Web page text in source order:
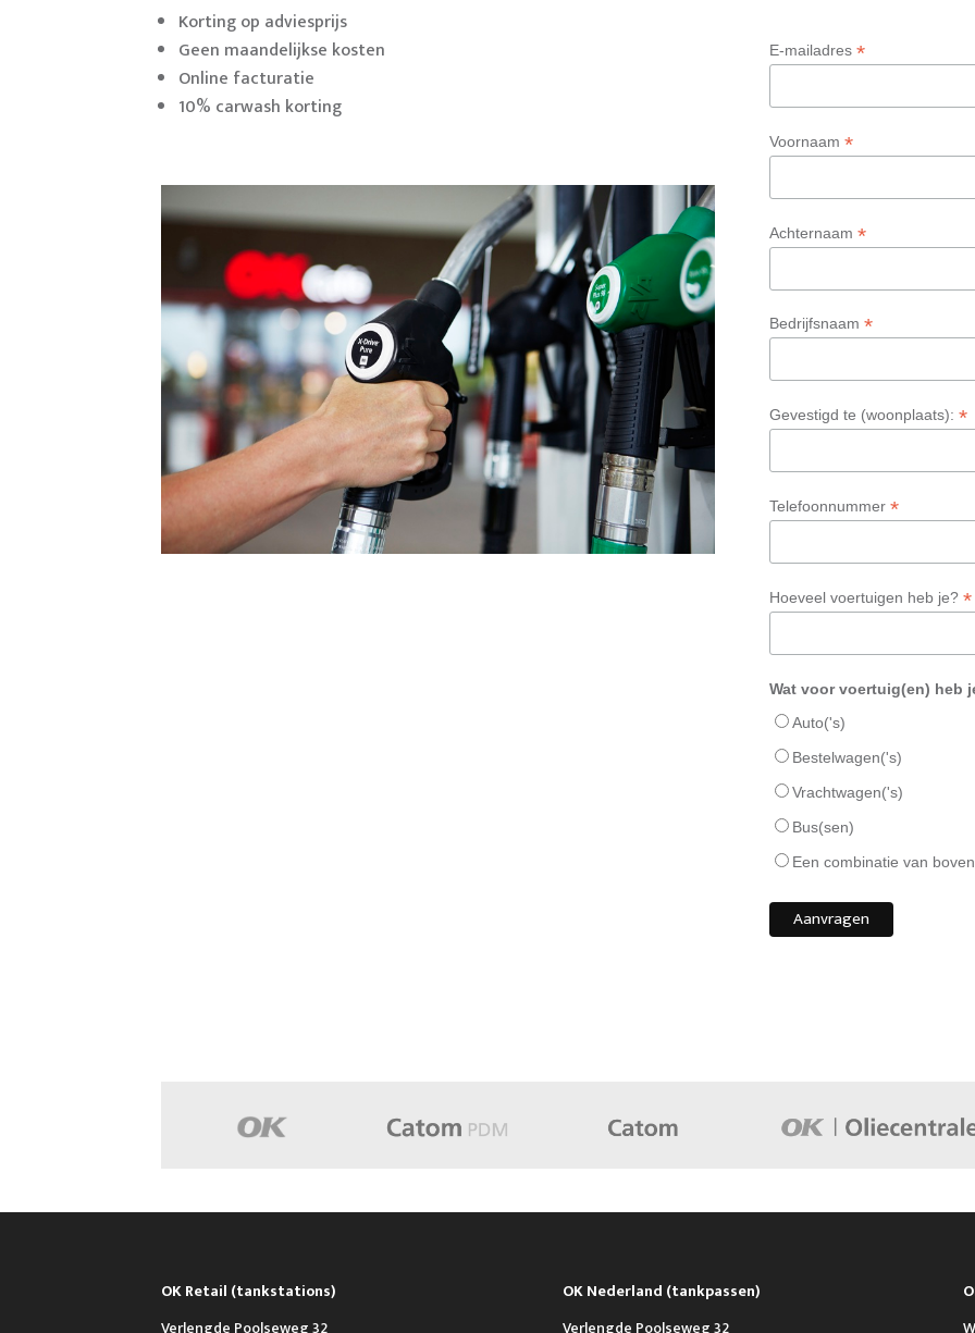
Korting op adviesprijs
Geen maandelijkse kosten
Online facturatie
10% carwash korting
E-mailadres *
Voornaam *
Achternaam *
Bedrijfsnaam *
Gevestigd te (woonplaats): *
Telefoonnummer *
Hoeveel voertuigen heb je? *
Wat voor voertuig(en) heb
Auto('s)
Bestelwagen('s)
Vrachtwagen('s)
Bus(sen)
Een combinatie van
OK Retail (tankstations)
OK Nederland (tankpassen)